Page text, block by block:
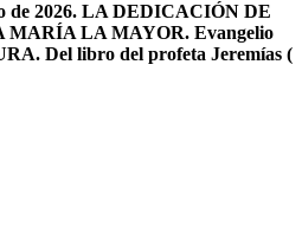
de 2026. LA DEDICACIÓN DE
LA MAYOR. Evangelio
Del libro del profeta Jeremías (